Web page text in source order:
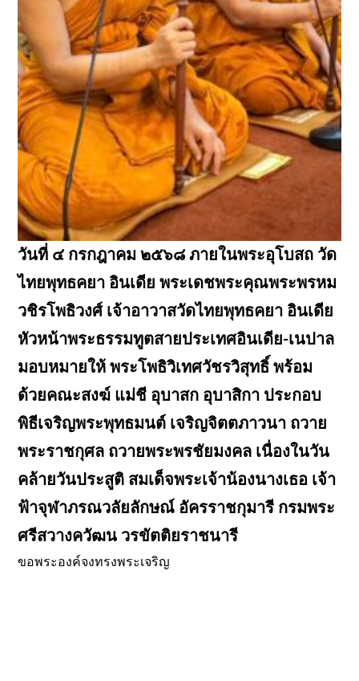
วันที่ ๔ กรกฎาคม ๒๕๖๘ ภายในพระอุโบสถ วัด
ไทยพุทธคยา อินเดีย พระเดชพระคุณพระพรหม
วชิรโพธิวงศ์ เจ้าอาวาสวัดไทยพุทธคยา อินเดีย
หัวหน้าพระธรรมทูตสายประเทศอินเดีย-เนปาล
มอบหมายให้ พระโพธิวิเทศวัชรวิสุทธิ์ พร้อม
ด้วยคณะสงฆ์ แม่ชี อุบาสก อุบาสิกา ประกอบ
พิธีเจริญพระพุทธมนต์ เจริญจิตตภาวนา ถวาย
พระราชกุศล ถวายพระพรชัยมงคล เนื่องในวัน
คล้ายวันประสูติ สมเด็จพระเจ้าน้องนางเธอ เจ้า
ฟ้าจุฬาภรณวลัยลักษณ์ อัครราชกุมารี กรมพระ
ศรีสวางควัฒน วรขัตติยราชนารี
ขอพระองค์จงทรงพระเจริญ